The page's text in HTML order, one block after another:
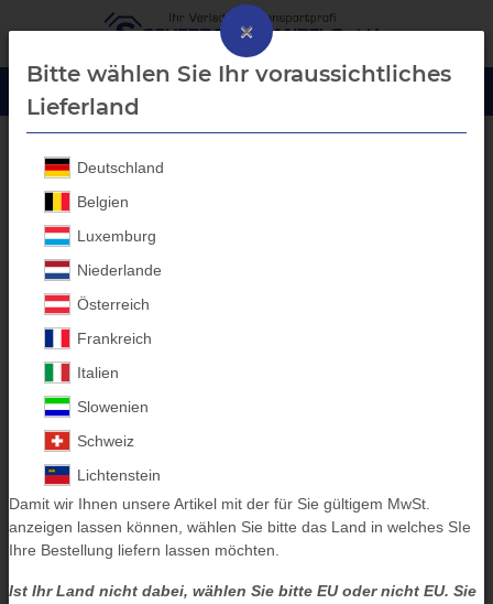
Blech-Bordwanderhöhung
×
Bitte wählen Sie Ihr voraussichtliches
Lieferland
Deutschland
Belgien
Luxemburg
Niederlande
Österreich
Frankreich
Italien
Slowenien
Schweiz
Lichtenstein
Damit wir Ihnen unsere Artikel mit der für Sie gültigem MwSt.
anzeigen lassen können, wählen Sie bitte das Land in welches SIe
Ihre Bestellung liefern lassen möchten.
Ist Ihr Land nicht dabei, wählen Sie bitte EU oder nicht EU. Sie